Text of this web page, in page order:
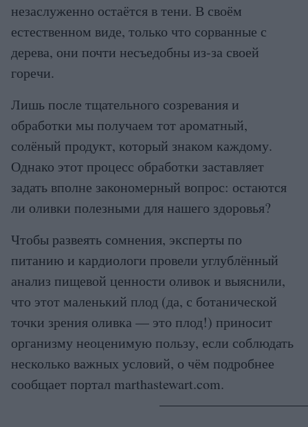
незаслуженно остаётся в тени. В своём
естественном виде, только что сорванные с
дерева, они почти несъедобны из-за своей
горечи.
Лишь после тщательного созревания и
обработки мы получаем тот ароматный,
солёный продукт, который знаком каждому.
Однако этот процесс обработки заставляет
задать вполне закономерный вопрос: остаются
ли оливки полезными для нашего здоровья?
Чтобы развеять сомнения, эксперты по
питанию и кардиологи провели углублённый
анализ пищевой ценности оливок и выяснили,
что этот маленький плод (да, с ботанической
точки зрения оливка — это плод!) приносит
организму неоценимую пользу, если соблюдать
несколько важных условий, о чём подробнее
сообщает портал marthastewart.com.